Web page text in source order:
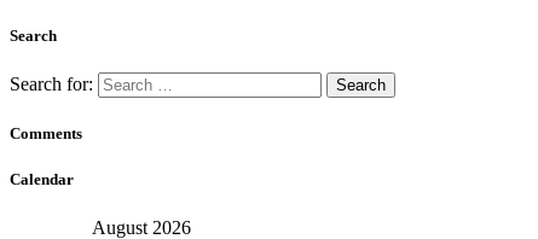
Search
Search for:
Comments
Calendar
August 2026